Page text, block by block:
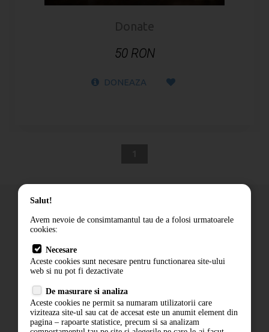
Donate
50 RON
DONEAZA
Cum comand
Livrare
Contact
Politica de confidentialitate
ANPC
Salut!
Avem nevoie de consimtamantul tau de a folosi urmatoarele
cookies:
Necesare
Aceste cookies sunt necesare pentru functionarea site-ului
web si nu pot fi dezactivate
De masurare si analiza
Aceste cookies ne permit sa numaram utilizatorii care
viziteaza site-ul sau cat de accesat este un anumit element din
pagina – rapoarte statistice, precum si sa analizam